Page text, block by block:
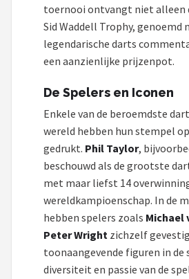
Alle merken →
toernooi ontvangt niet alleen
Sid Waddell Trophy, genoemd
legendarische darts
een aanzienlijke prijzenpot.
De Spelers en Iconen
Enkele van de beroemdste
wereld hebben hun stempel
gedrukt. Phil Taylor,
beschouwd als de grootste
met maar liefst 14
wereldkampioenschap. In de
hebben spelers zoals Michael
Peter Wright zichzelf
toonaangevende figuren in de
diversiteit en passie van de